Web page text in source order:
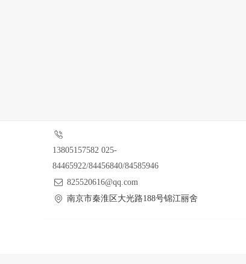
13805157582 025-
84465922/84456840/84585946
825520616@qq.com
南京市秦淮区大光路188号锦江丽舍